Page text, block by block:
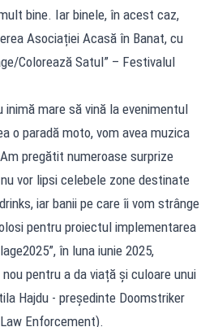
bine. Iar binele, în acest caz,
Asociației Acasă în Banat, cu
Colorează Satul” – Festivalul
mare să vină la evenimentul
o paradă moto, vom avea muzica
pregătit numeroase surprize
vor lipsi celebele zone destinate
iar banii pe care îi vom strânge
pentru proiectul implementarea
în luna iunie 2025,
pentru a da viață și culoare unui
Hajdu - președinte Doomstriker
Enforcement).